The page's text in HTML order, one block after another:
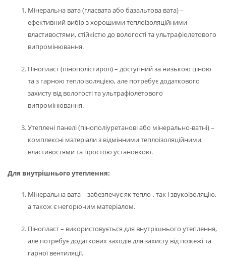
Мінеральна вата (гласвата або базальтова вата) –
ефективний вибір з хорошими теплоізоляційними
властивостями, стійкістю до вологості та ультрафіолетового
випромінювання.
Пінопласт (пінополістирол) – доступний за низькою ціною
та з гарною теплоізоляцією, але потребує додаткового
захисту від вологості та ультрафіолетового
випромінювання.
Утеплені панелі (пінополіуретанові або мінерально-ватні) –
комплексні матеріали з відмінними теплоізоляційними
властивостями та простою установкою.
Для внутрішнього утеплення:
Мінеральна вата – забезпечує як тепло-, так і звукоізоляцію,
а також є негорючим матеріалом.
Пінопласт – використовується для внутрішнього утеплення,
але потребує додаткових заходів для захисту від пожежі та
гарної вентиляції.